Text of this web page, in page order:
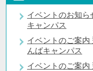
イベントのお知ら
キャンパス
イベントのご案内
んばキャンパス
イベントのご案内